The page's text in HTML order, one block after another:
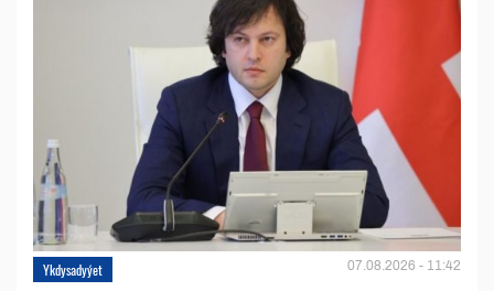
Ykdysadyýet 07.08.2026 - 11:42